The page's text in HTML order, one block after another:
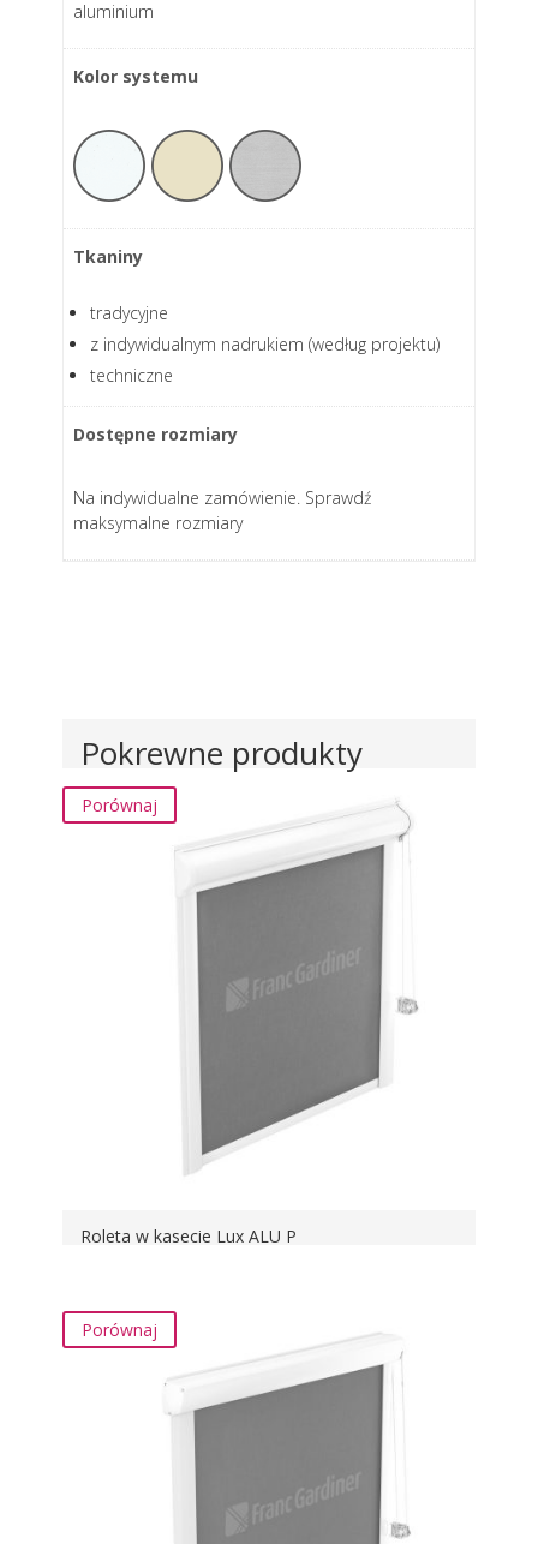
aluminium
Kolor systemu
Tkaniny
tradycyjne
z indywidualnym nadrukiem (według projektu)
techniczne
Dostępne rozmiary
Na indywidualne zamówienie. Sprawdź
maksymalne rozmiary
Pokrewne produkty
Roleta w kasecie Lux ALU P
Porównaj
Porównaj